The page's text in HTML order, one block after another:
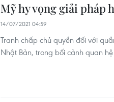
Mỹ hy vọng giải pháp
14/07/2021 04:59
Tranh chấp chủ quyền đối với
Nhật Bản, trong bối cảnh quan